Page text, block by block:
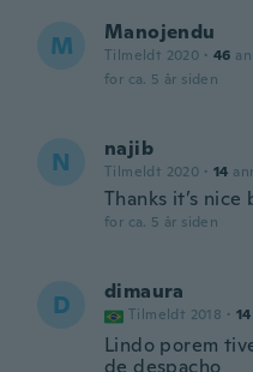
M Manojendu
Tilmeldt 2020 · 46
for ca. 5 år siden
N najib
Tilmeldt 2020 · 14
Thanks it’s
for ca. 5 år siden
D dimaura
Tilmeldt 2018 · 14
Lindo porem
de despacho